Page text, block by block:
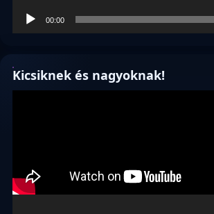
00:00
Kicsiknek és nagyoknak!